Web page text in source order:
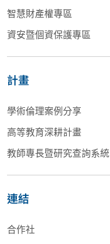
智慧財產權專區
資安暨個資保護專區
計畫
學術倫理案例分享
高等教育深耕計畫
教師專長暨研究查詢系統
連結
合作社